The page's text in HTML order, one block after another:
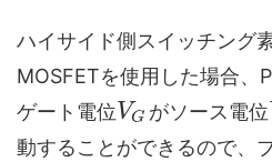
ハイサイド側スイッチング
MOSFETを使用した場合、
ゲート電位VG がソース電位
動することができるので、